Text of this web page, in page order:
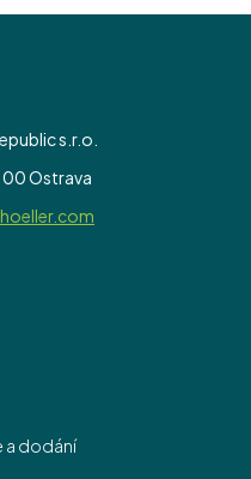
s.r.o.
Ostrava
dodání